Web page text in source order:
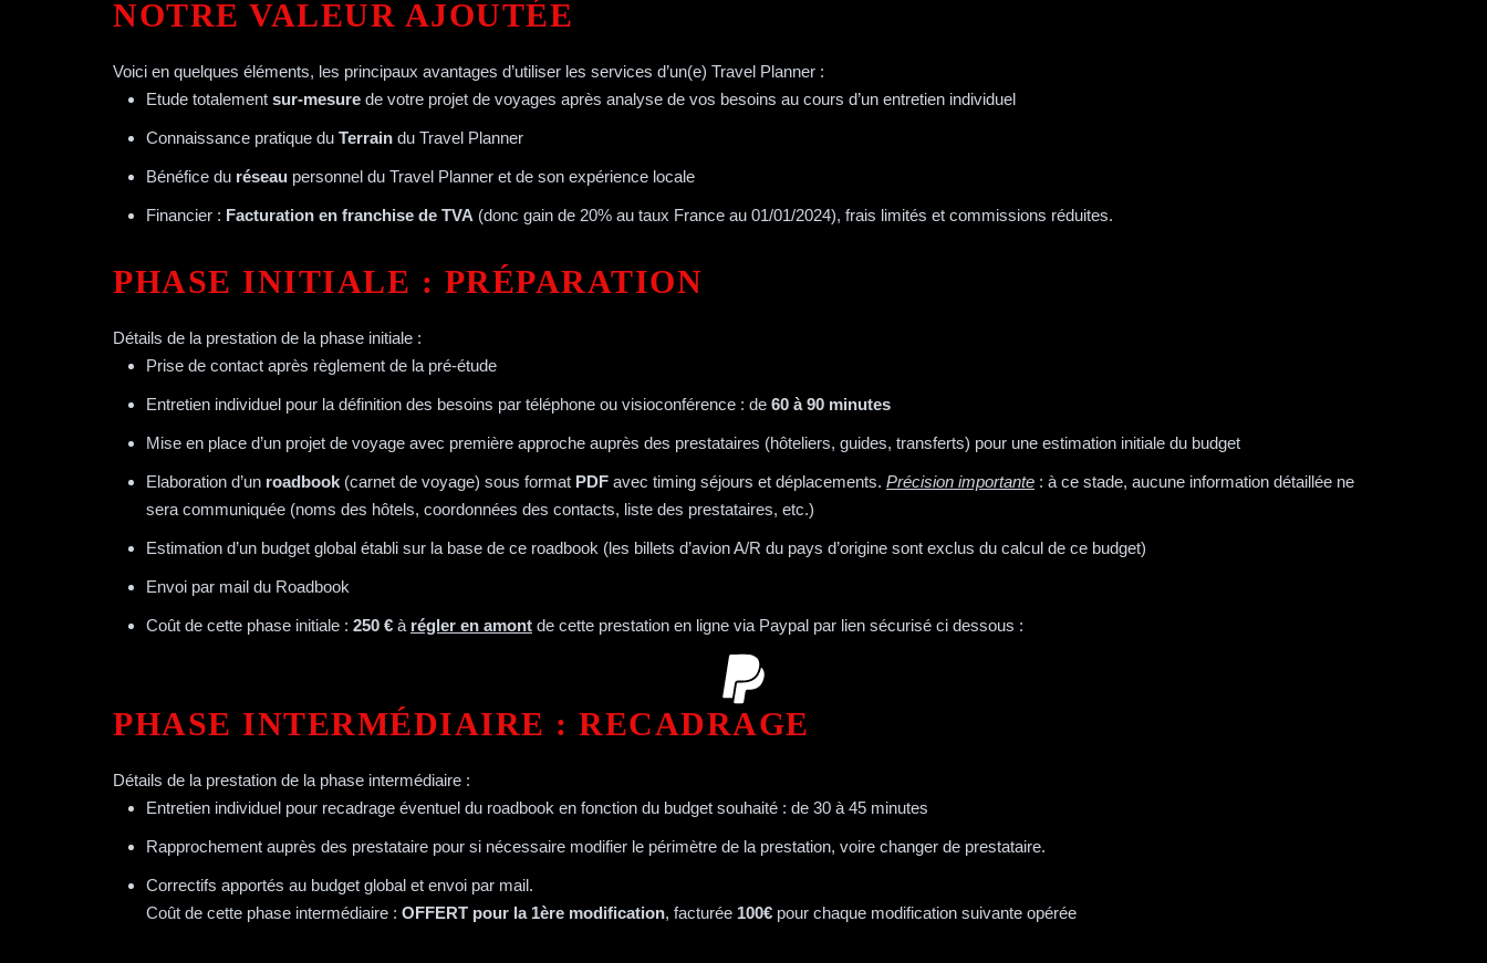
NOTRE VALEUR AJOUTÉE
Voici en quelques éléments, les principaux avantages d’utiliser les services d’un(e) Travel Planner :
Etude totalement sur-mesure de votre projet de voyages après analyse de vos besoins au cours d’un entretien individuel
Connaissance pratique du Terrain du Travel Planner
Bénéfice du réseau personnel du Travel Planner et de son expérience locale
Financier : Facturation en franchise de TVA (donc gain de 20% au taux France au 01/01/2024), frais limités et commissions réduites.
PHASE INITIALE : PRÉPARATION
Détails de la prestation de la phase initiale :
Prise de contact après règlement de la pré-étude
Entretien individuel pour la définition des besoins par téléphone ou visioconférence : de 60 à 90 minutes
Mise en place d’un projet de voyage avec première approche auprès des prestataires (hôteliers, guides, transferts) pour une estimation initiale du budget
Elaboration d’un roadbook (carnet de voyage) sous format PDF avec timing séjours et déplacements. Précision importante : à ce stade, aucune information détaillée ne
sera communiquée (noms des hôtels, coordonnées des contacts, liste des prestataires, etc.)
Estimation d’un budget global établi sur la base de ce roadbook (les billets d’avion A/R du pays d’origine sont exclus du calcul de ce budget)
Envoi par mail du Roadbook
Coût de cette phase initiale : 250 € à régler en amont de cette prestation en ligne via Paypal par lien sécurisé ci dessous :
PHASE INTERMÉDIAIRE : RECADRAGE
Détails de la prestation de la phase intermédiaire :
Entretien individuel pour recadrage éventuel du roadbook en fonction du budget souhaité : de 30 à 45 minutes
Rapprochement auprès des prestataire pour si nécessaire modifier le périmètre de la prestation, voire changer de prestataire.
Correctifs apportés au budget global et envoi par mail.
Coût de cette phase intermédiaire : OFFERT pour la 1ère modification, facturée 100€ pour chaque modification suivante opérée